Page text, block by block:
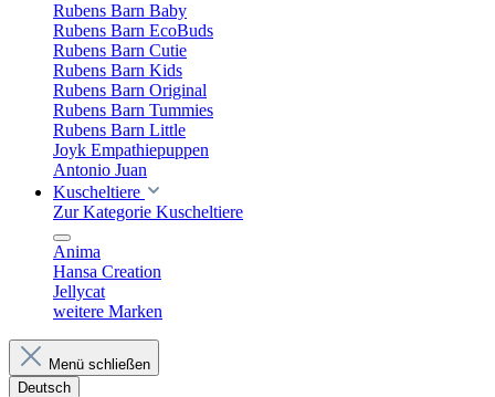
Rubens Barn Baby
Rubens Barn EcoBuds
Rubens Barn Cutie
Rubens Barn Kids
Rubens Barn Original
Rubens Barn Tummies
Rubens Barn Little
Joyk Empathiepuppen
Antonio Juan
Kuscheltiere
Zur Kategorie Kuscheltiere
Anima
Hansa Creation
Jellycat
weitere Marken
Menü schließen
Deutsch